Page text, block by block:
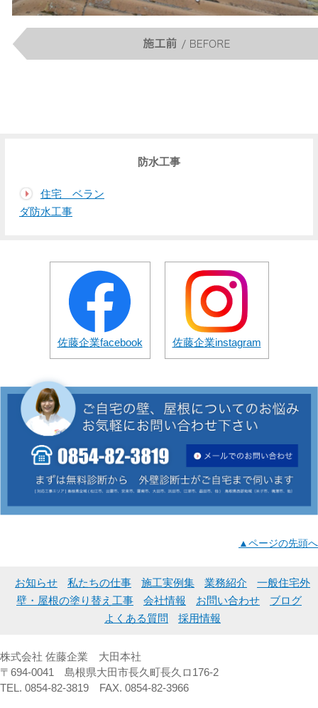
防水工事
住宅 ベラン
ダ防水工事
佐藤企業facebook 佐藤企業instagram
▲ページの先頭へ
お知らせ 私たちの仕事 施工実例集 業務紹介
一般住宅外
壁・屋根の塗り替え工事
会社情報 お問い合わせ
ブログ
よくある質問
採用情報
株式会社 佐藤企業 大田本社
〒694-0041 島根県大田市長久町長久ロ176-2
TEL. 0854-82-3819 FAX. 0854-82-3966